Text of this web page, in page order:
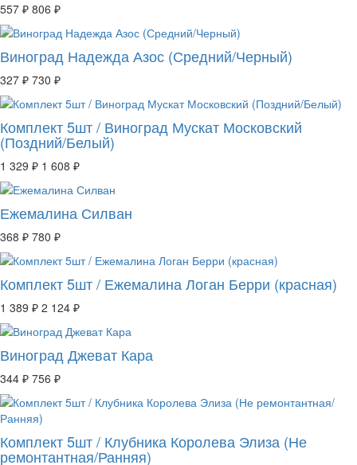
557 ₽ 806 ₽
Виноград Надежда Азос (Средний/Черный)
327 ₽ 730 ₽
Комплект 5шт / Виноград Мускат Московский
(Поздний/Белый)
1 329 ₽ 1 608 ₽
Ежемалина Силван
368 ₽ 780 ₽
Комплект 5шт / Ежемалина Логан Берри (красная)
1 389 ₽ 2 124 ₽
Виноград Джеват Кара
344 ₽ 756 ₽
Комплект 5шт / Клубника Королева Элиза (Не
ремонтантная/Ранняя)